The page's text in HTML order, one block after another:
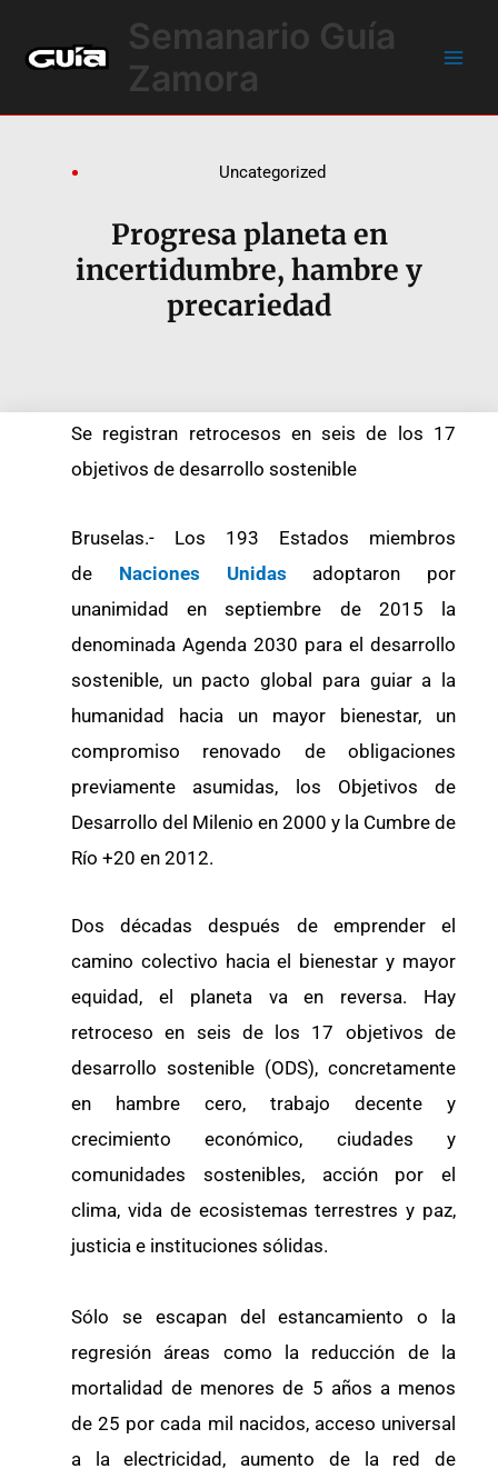
contenido
Semanario Guía
Zamora
Uncategorized
Progresa planeta en
incertidumbre, hambre y
precariedad
Se registran retrocesos en seis de los 17
objetivos de desarrollo sostenible
Bruselas.- Los 193 Estados miembros
de Naciones Unidas adoptaron por
unanimidad en septiembre de 2015 la
denominada Agenda 2030 para el desarrollo
sostenible, un pacto global para guiar a la
humanidad hacia un mayor bienestar, un
compromiso renovado de obligaciones
previamente asumidas, los Objetivos de
Desarrollo del Milenio en 2000 y la Cumbre de
Río +20 en 2012.
Dos décadas después de emprender el
camino colectivo hacia el bienestar y mayor
equidad, el planeta va en reversa. Hay
retroceso en seis de los 17 objetivos de
desarrollo sostenible (ODS), concretamente
en hambre cero, trabajo decente y
crecimiento económico, ciudades y
comunidades sostenibles, acción por el
clima, vida de ecosistemas terrestres y paz,
justicia e instituciones sólidas.
Sólo se escapan del estancamiento o la
regresión áreas como la reducción de la
mortalidad de menores de 5 años a menos
de 25 por cada mil nacidos, acceso universal
a la electricidad, aumento de la red de